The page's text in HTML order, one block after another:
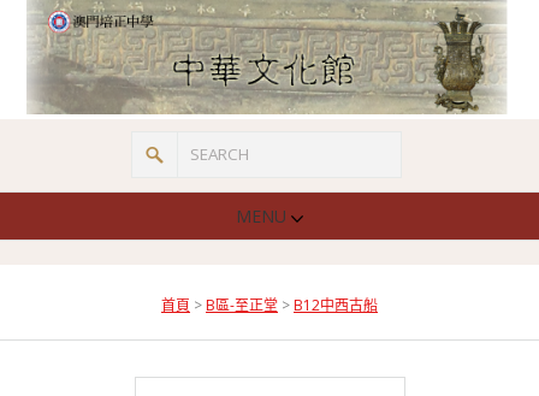
MENU
首頁 > B區-至正堂 > B12中西古船